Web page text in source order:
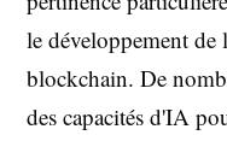
le développement
blockchain. De
des capacités d'IA